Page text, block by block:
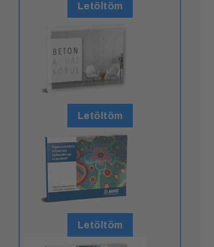
Letöltöm
Letöltöm
Letöltöm